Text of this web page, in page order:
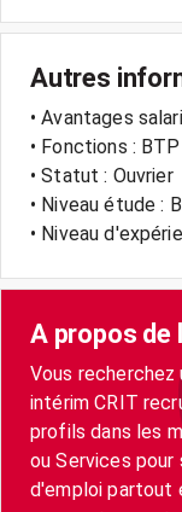
Autres
• Avantages
• Fonctions :
• Statut : Ouvrier
• Niveau étude :
• Niveau
A propos de
Vous recherchez
intérim CRIT
profils dans les
ou Services
d'emploi partout